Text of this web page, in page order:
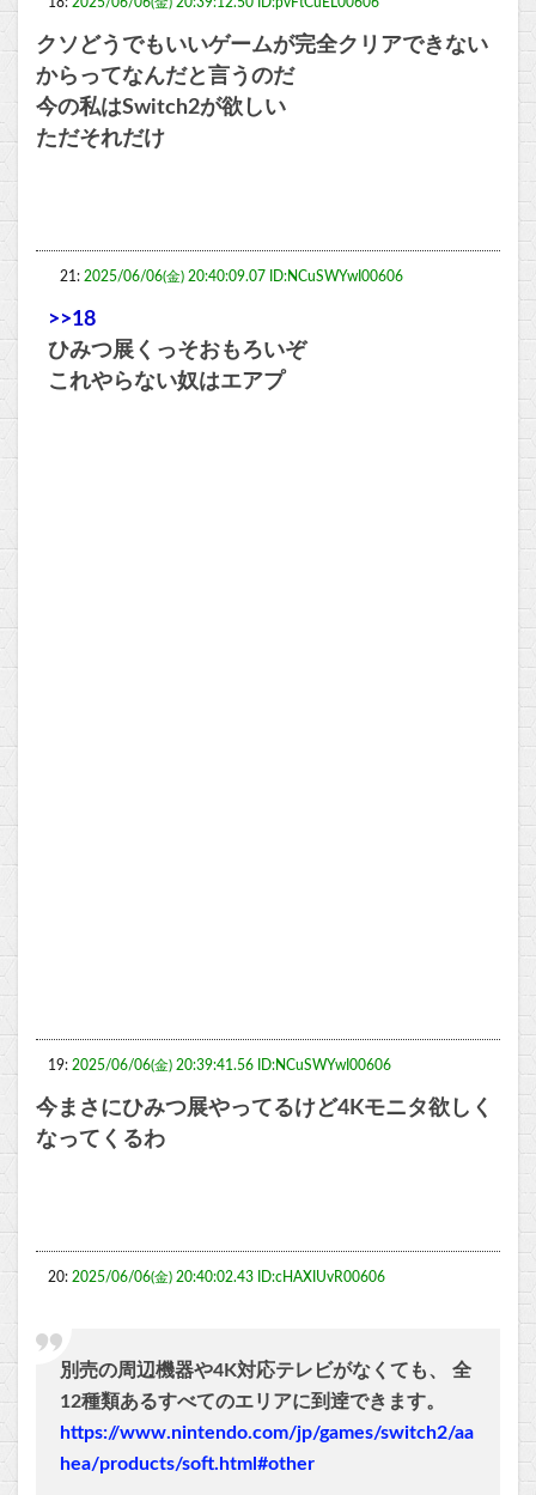
クソどうでもいいゲームが完全クリアできない
からってなんだと言うのだ
今の私はSwitch2が欲しい
ただそれだけ
21: 2025/06/06(金) 20:40:09.07 ID:NCuSWYwI00606
>>18
ひみつ展くっそおもろいぞ
これやらない奴はエアプ
19: 2025/06/06(金) 20:39:41.56 ID:NCuSWYwI00606
今まさにひみつ展やってるけど4Kモニタ欲しく
なってくるわ
20: 2025/06/06(金) 20:40:02.43 ID:cHAXIUvR00606
別売の周辺機器や4K対応テレビがなくても、 全
12種類あるすべてのエリアに到逹できます。
https://www.nintendo.com/jp/games/switch2/aa
hea/products/soft.html#other